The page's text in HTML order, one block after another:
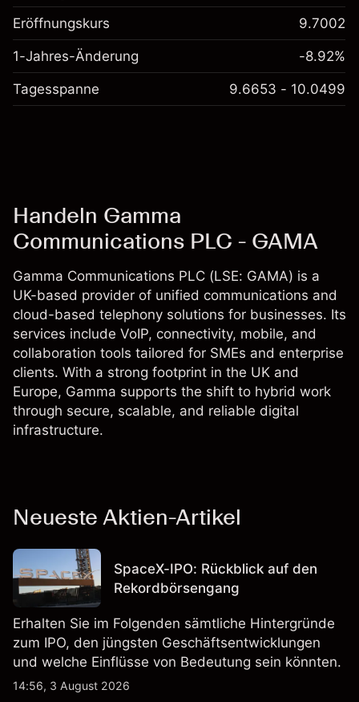
Eröffnungskurs 9.7002
1-Jahres-Änderung -8.92%
Tagesspanne 9.6653 - 10.0499
Handeln Gamma
Communications PLC - GAMA
Gamma Communications PLC (LSE: GAMA) is a
UK-based provider of unified communications and
cloud-based telephony solutions for businesses. Its
services include VoIP, connectivity, mobile, and
collaboration tools tailored for SMEs and enterprise
clients. With a strong footprint in the UK and
Europe, Gamma supports the shift to hybrid work
through secure, scalable, and reliable digital
infrastructure.
Neueste Aktien-Artikel
SpaceX-IPO: Rückblick auf den
Rekordbörsengang
Erhalten Sie im Folgenden sämtliche Hintergründe
zum IPO, den jüngsten Geschäftsentwicklungen
und welche Einflüsse von Bedeutung sein könnten.
14:56, 3 August 2026